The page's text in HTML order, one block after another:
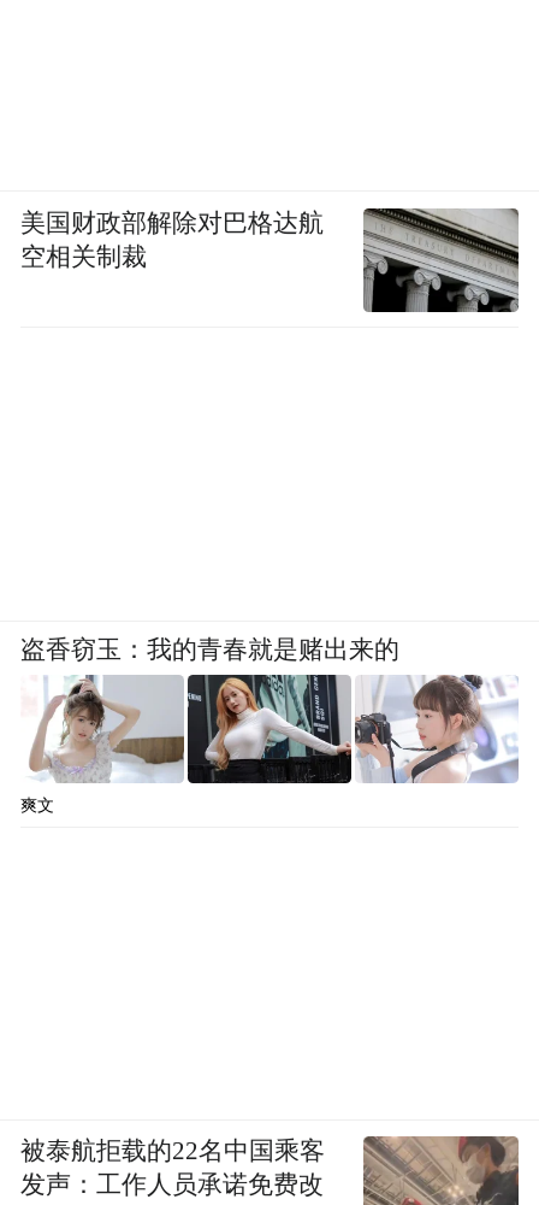
美国财政部解除对巴格达航
空相关制裁
盗香窃玉：我的青春就是赌出来的
爽文
被泰航拒载的22名中国乘客
发声：工作人员承诺免费改